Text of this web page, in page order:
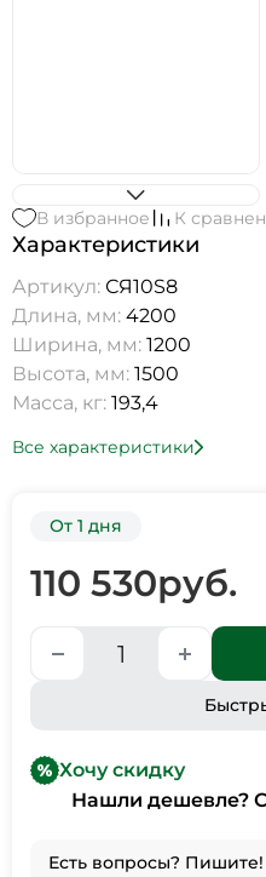
В избранное К
Характеристики
Артикул: СЯ10S8
Длина, мм: 4200
Ширина, мм: 1200
Высота, мм: 1500
Масса, кг: 193,4
Все характеристики
От 1 дня
110 530руб.
Хочу скидку
Нашли дешевле?
Есть вопросы? Пишите!